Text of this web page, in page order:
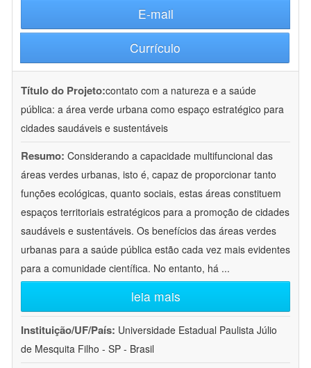
E-mail
Currículo
Título do Projeto:contato com a natureza e a saúde
pública: a área verde urbana como espaço estratégico para
cidades saudáveis e sustentáveis
Resumo: Considerando a capacidade multifuncional das
áreas verdes urbanas, isto é, capaz de proporcionar tanto
funções ecológicas, quanto sociais, estas áreas constituem
espaços territoriais estratégicos para a promoção de cidades
saudáveis e sustentáveis. Os benefícios das áreas verdes
urbanas para a saúde pública estão cada vez mais evidentes
para a comunidade científica. No entanto, há ...
leia mais
Instituição/UF/País: Universidade Estadual Paulista Júlio
de Mesquita Filho - SP - Brasil